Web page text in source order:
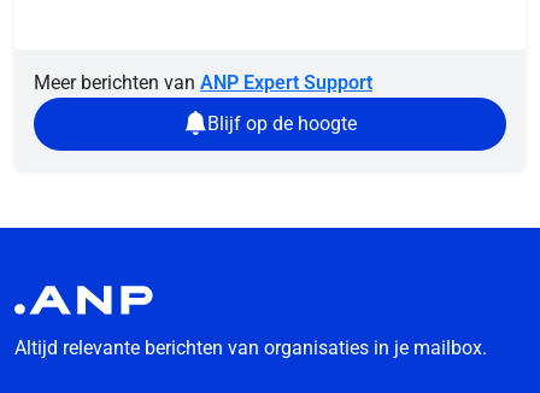
Meer berichten van ANP Expert Support
Blijf op de hoogte
Altijd relevante berichten van organisaties in je mailbox.